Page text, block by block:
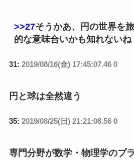
>>27そうかあ、円の世界を
的な意味合いかも知れないね
31: 2019/08/16(金) 17:45:07.46 0
円と球は全然違う
35: 2019/08/25(日) 21:21:08.56 0
専門分野が数学・物理学のプ